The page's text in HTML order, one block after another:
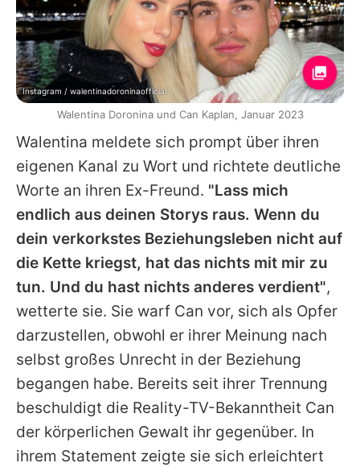
Walentina meldete sich prompt über ihren
eigenen Kanal zu Wort und richtete deutliche
Worte an ihren Ex-Freund. "Lass mich
endlich aus deinen Storys raus. Wenn du
dein verkorkstes Beziehungsleben nicht auf
die Kette kriegst, hat das nichts mit mir zu
tun. Und du hast nichts anderes verdient",
wetterte sie. Sie warf Can vor, sich als Opfer
darzustellen, obwohl er ihrer Meinung nach
selbst großes Unrecht in der Beziehung
begangen habe. Bereits seit ihrer Trennung
beschuldigt die Reality-TV-Bekanntheit Can
der körperlichen Gewalt ihr gegenüber. In
ihrem Statement zeigte sie sich erleichtert
Instagram / walentinadoroninaofficial
Walentina Doronina und Can Kaplan, Januar 2023